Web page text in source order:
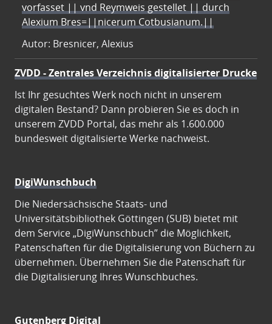
vorfasset || vnd Reymweis gestellet || durch
Alexium Bres=||nicerum Cotbusianum.||
Autor: Bresnicer, Alexius
ZVDD - Zentrales Verzeichnis digitalisierter Drucke
Ist Ihr gesuchtes Werk noch nicht in unserem
digitalen Bestand? Dann probieren Sie es doch in
unserem ZVDD Portal, das mehr als 1.600.000
bundesweit digitalisierte Werke nachweist.
DigiWunschbuch
Die Niedersächsische Staats- und
Universitätsbibliothek Göttingen (SUB) bietet mit
dem Service „DigiWunschbuch” die Möglichkeit,
Patenschaften für die Digitalisierung von Büchern zu
übernehmen. Übernehmen Sie die Patenschaft für
die Digitalisierung Ihres Wunschbuches.
Gutenberg Digital